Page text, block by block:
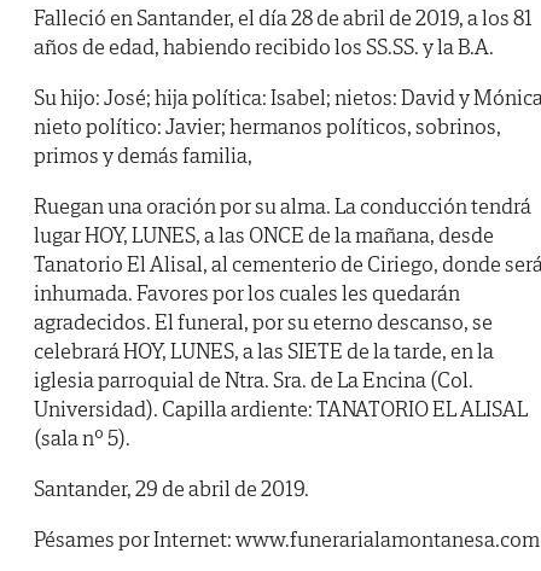
Falleció en Santander, el día 28 de abril de 2019, a los 81
años de edad, habiendo recibido los SS.SS. y la B.A.
Su hijo: José; hija política: Isabel; nietos: David y
nieto político: Javier; hermanos políticos, sobrinos,
primos y demás familia,
Ruegan una oración por su alma. La conducción tendrá
lugar HOY, LUNES, a las ONCE de la mañana, desde
Tanatorio El Alisal, al cementerio de Ciriego, donde
inhumada. Favores por los cuales les quedarán
agradecidos. El funeral, por su eterno descanso, se
celebrará HOY, LUNES, a las SIETE de la tarde, en la
iglesia parroquial de Ntra. Sra. de La Encina (Col.
Universidad). Capilla ardiente: TANATORIO EL ALISAL
(sala nº 5).
Santander, 29 de abril de 2019.
Pésames por Internet: www.funerarialamontanesa.com